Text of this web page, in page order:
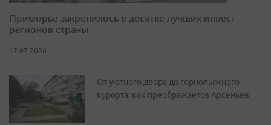
Приморье закрепилось в десятке лучших инвест-
регионов страны
17.07.2026
От уютного двора до горнолыжного
курорта: как преображается Арсеньев